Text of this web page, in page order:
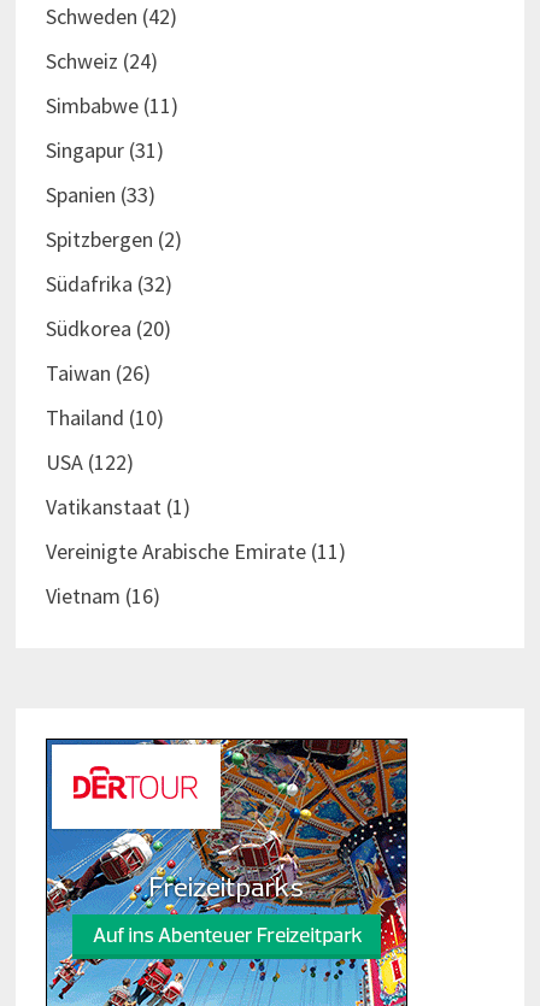
Schweden (42)
Schweiz (24)
Simbabwe(11)
Singapur(31)
Spanien (33)
Spitzbergen (2)
Südafrika (32)
Südkorea (20)
Taiwan (26)
Thailand (10)
USA(122)
Vatikanstaat(1)
Vereinigte Arabische Emirate(11)
Vietnam (16)